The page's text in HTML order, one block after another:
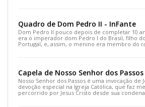
Quadro de Dom Pedro II - InFante
Dom Pedro II pouco depois de completar 10
era o imperador dom Pedro I do Brasil, filho
Portugal, e, assim, o menino era membro do
Capela de Nosso Senhor dos Passos
Nosso Senhor dos Passos é uma invocação de
devoção especial na Igreja Católica, que faz
percorrido por Jesus Cristo desde sua